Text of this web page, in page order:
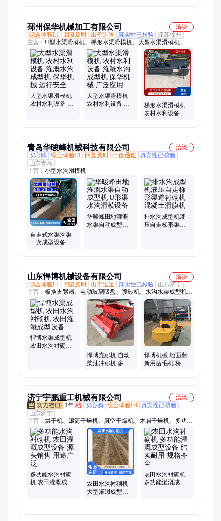
邳州保华机械加工有限公司
洽谈
综合体验L1
回复及时 出价迅速 真实性已核验 江苏徐州
主营： U型水渠滑模机、梯形水渠滑模机、大型水渠滑模机、排
水沟成型机、灌溉水沟成型机、现浇水沟衬砌机、混凝土水沟成
型机、道路排水沟成型机、农田水沟渠道成型机、高速公路排水
沟成型机、液压水渠滑模机、混凝土渠道成型机、自走式沟渠成
型机
大型水渠滑模机
农村水利设备 灌
大型水渠滑模机
农村水利设备 灌
梯形水渠滑模机
农村水利设备 灌
青岛华晙峰机械科技有限公司
洽谈
安心购
综合体验L1 回复及时 出价迅速
真实性已核验
山东青岛
主营： 小型水沟滑模机
自走式水渠沟渠
一次成型设备农
华晙峰田地灌溉
水渠自动成型机
排水沟成型机液
压自走梯形渠道
山东悍博机械设备有限公司
洽谈
综合体验L1
回复及时 出价迅速 真实性已核验
山东济宁
主营： 板换夹紧器、电动玻璃吸盘、喷砂机、水沟水渠成型机、
洗车机、贝壳斗、生物质燃烧机、劈裂机、液压扳手、电动叉
车、打包缠膜机、电磁吸盘、挖机破碎锤、液压抓钢机、墙板安
装机、螺旋钻、翻斗车、液压顶管机、短管置换、智能张拉设
备、喷浆机、液压渣浆泵、钢筋焊网机、激光除锈机、液压打桩
机
悍博水渠成型机
农田水沟衬砌机
悍博充砂机 自动
柴油冲砂机 多功
悍博机械 地面翻
新用凿毛机 桥梁
济宁宇鹏重工机械有限公司
洽谈
1年 档 安心购 综合体验L0 真实性已核验
山东济宁
主营： 烘干机、滚筒干燥机、真空干燥机、木屑干燥机、多功能
干燥机、锯末干燥设备、三筒钢粉干燥机
多功能水沟衬砌
机 农田灌溉成型
农田水沟衬砌机
大型灌溉成型设
农田水沟衬砌机
多功能灌溉成型